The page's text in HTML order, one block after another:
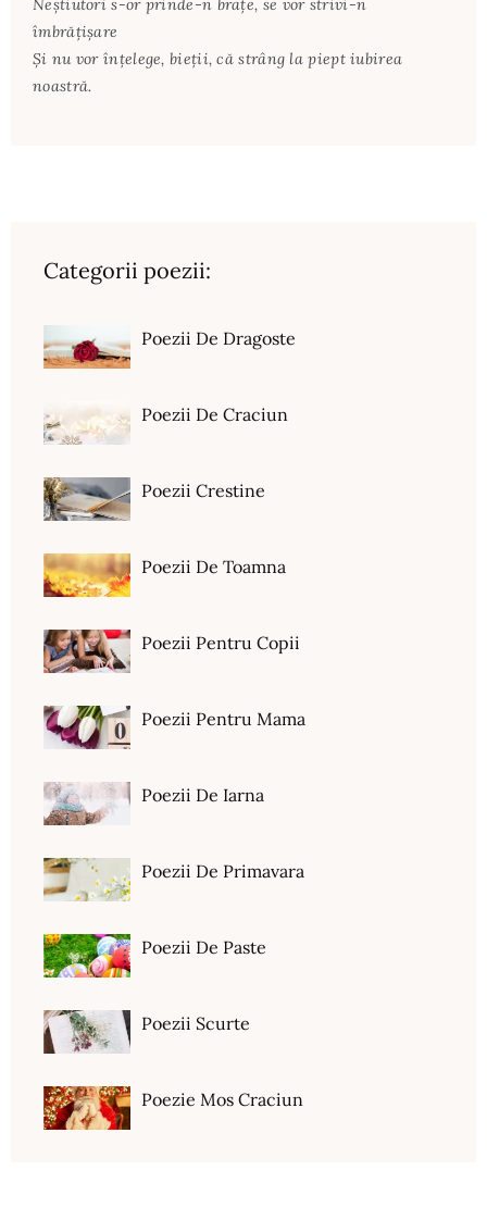
Neştiutori s-or prinde-n braţe, se vor strivi-n
îmbrăţişare
Şi nu vor înţelege, bieţii, că strâng la piept iubirea
noastră.
Categorii poezii:
Poezii De Dragoste
Poezii De Craciun
Poezii Crestine
Poezii De Toamna
Poezii Pentru Copii
Poezii Pentru Mama
Poezii De Iarna
Poezii De Primavara
Poezii De Paste
Poezii Scurte
Poezie Mos Craciun